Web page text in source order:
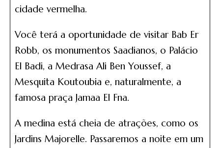
cidade vermelha.
Você terá a oportunidade de visitar Bab Er
Robb, os monumentos Saadianos, o Palácio
El Badi, a Medrasa Ali Ben Youssef, a
Mesquita Koutoubia e, naturalmente, a
famosa praça Jamaa El Fna.
A medina está cheia de atrações, como os
Jardins Majorelle. Passaremos a noite em um